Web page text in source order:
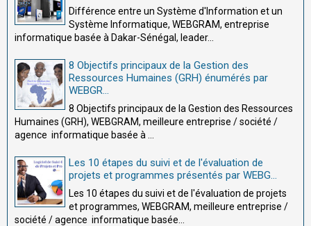
Différence entre un Système d'Information et un
Système Informatique, WEBGRAM, entreprise
informatique basée à Dakar-Sénégal, leader...
8 Objectifs principaux de la Gestion des
Ressources Humaines (GRH) énumérés par
WEBGR...
8 Objectifs principaux de la Gestion des Ressources
Humaines (GRH), WEBGRAM, meilleure entreprise / société /
agence informatique basée à ...
Les 10 étapes du suivi et de l'évaluation de
projets et programmes présentés par WEBG...
Les 10 étapes du suivi et de l'évaluation de projets
et programmes, WEBGRAM, meilleure entreprise /
société / agence informatique basée...